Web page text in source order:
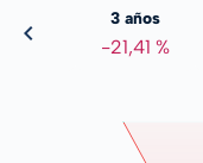
%
3 años
-21,41 %